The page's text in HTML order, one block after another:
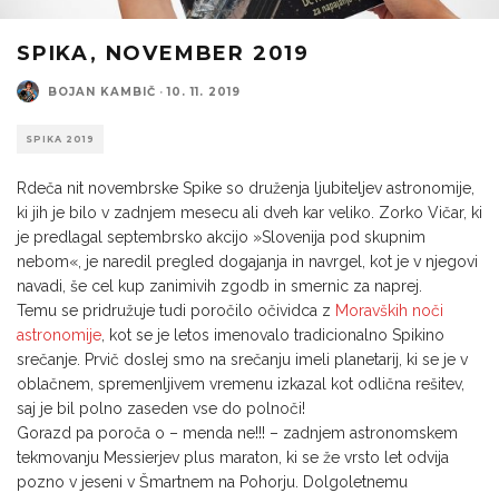
SPIKA, NOVEMBER 2019
BOJAN KAMBIČ · 10. 11. 2019
SPIKA 2019
Rdeča nit novembrske Spike so druženja ljubiteljev astronomije,
ki jih je bilo v zadnjem mesecu ali dveh kar veliko. Zorko Vičar, ki
je predlagal septembrsko akcijo »Slovenija pod skupnim
nebom«, je naredil pregled dogajanja in navrgel, kot je v njegovi
navadi, še cel kup zanimivih zgodb in smernic za naprej.
Temu se pridružuje tudi poročilo očividca z Moravških noči
astronomije, kot se je letos imenovalo tradicionalno Spikino
srečanje. Prvič doslej smo na srečanju imeli planetarij, ki se je v
oblačnem, spremenljivem vremenu izkazal kot odlična rešitev,
saj je bil polno zaseden vse do polnoči!
Gorazd pa poroča o – menda ne!!! – zadnjem astronomskem
tekmovanju Messierjev plus maraton, ki se že vrsto let odvija
pozno v jeseni v Šmartnem na Pohorju. Dolgoletnemu